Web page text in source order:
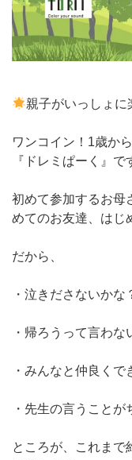
親子がいっしょ
ワンコイン！1歳か
『ドレミぱーく』で
初めて参加するお母
めてのお友達、はじ
だから、
・泣きださないかな
・帰ろうって言わな
・みんなと仲良くで
・先生の言うことが
ところが、これまで